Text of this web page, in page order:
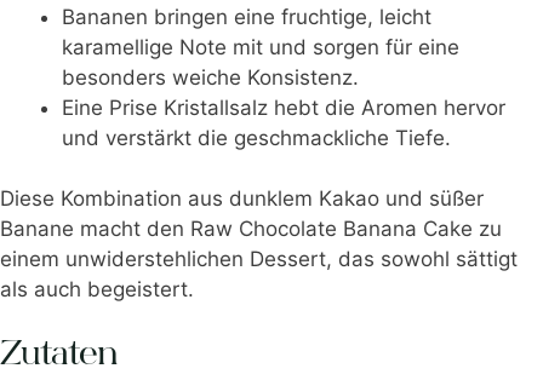
Bananen bringen eine fruchtige, leicht
karamellige Note mit und sorgen für eine
besonders weiche Konsistenz.
Eine Prise Kristallsalz hebt die Aromen hervor
und verstärkt die geschmackliche Tiefe.
Diese Kombination aus dunklem Kakao und süßer
Banane macht den Raw Chocolate Banana Cake zu
einem unwiderstehlichen Dessert, das sowohl sättigt
als auch begeistert.
Zutaten